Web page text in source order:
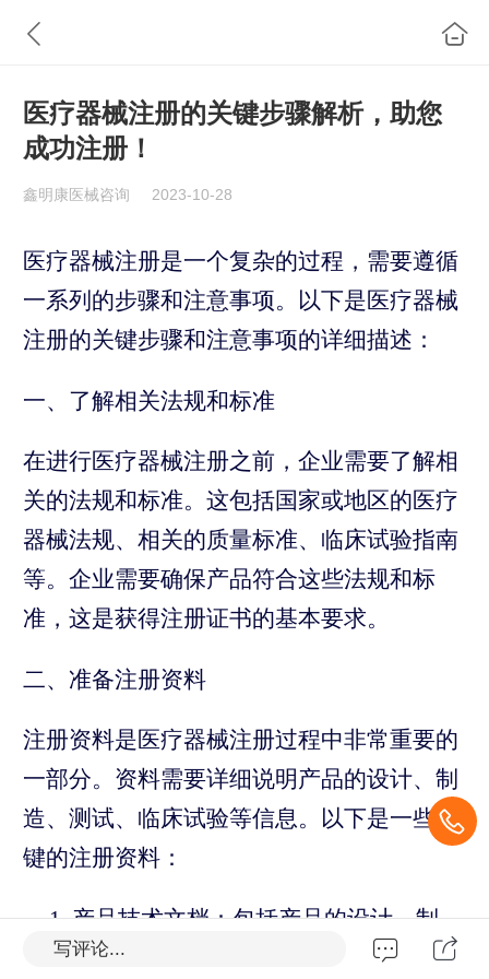
医疗器械注册的关键步骤解析，助您
成功注册！
鑫明康医械咨询 2023-10-28
医疗器械注册是一个复杂的过程，需要遵循
一系列的步骤和注意事项。以下是医疗器械
注册的关键步骤和注意事项的详细描述：
一、了解相关法规和标准
在进行医疗器械注册之前，企业需要了解相
关的法规和标准。这包括国家或地区的医疗
器械法规、相关的质量标准、临床试验指南
等。企业需要确保产品符合这些法规和标
准，这是获得注册证书的基本要求。
二、准备注册资料
注册资料是医疗器械注册过程中非常重要的
一部分。资料需要详细说明产品的设计、制
造、测试、临床试验等信息。以下是一些关
键的注册资料：
产品技术文档：包括产品的设计、制
造、测试等详细信息。
写评论...